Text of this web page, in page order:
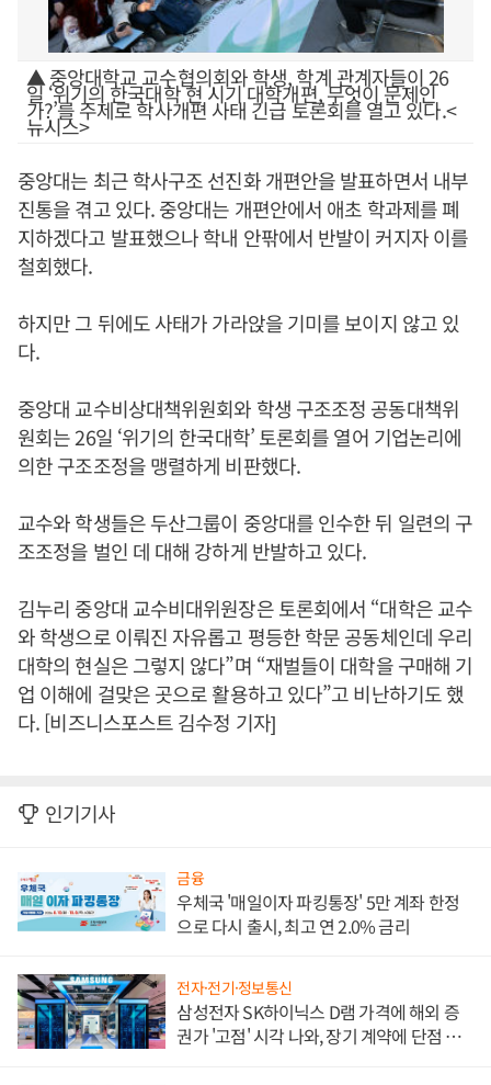
▲ 중앙대학교 교수협의회와 학생, 학계 관계자들이 26
일 ‘위기의 한국대학 현 시기 대학개편, 무엇이 문제인
가?’를 주제로 학사개편 사태 긴급 토론회를 열고 있다.<
뉴시스>
중앙대는 최근 학사구조 선진화 개편안을 발표하면서 내부
진통을 겪고 있다. 중앙대는 개편안에서 애초 학과제를 폐
지하겠다고 발표했으나 학내 안팎에서 반발이 커지자 이를
철회했다.
하지만 그 뒤에도 사태가 가라앉을 기미를 보이지 않고 있
다.
중앙대 교수비상대책위원회와 학생 구조조정 공동대책위
원회는 26일 ‘위기의 한국대학’ 토론회를 열어 기업논리에
의한 구조조정을 맹렬하게 비판했다.
교수와 학생들은 두산그룹이 중앙대를 인수한 뒤 일련의 구
조조정을 벌인 데 대해 강하게 반발하고 있다.
김누리 중앙대 교수비대위원장은 토론회에서 “대학은 교수
와 학생으로 이뤄진 자유롭고 평등한 학문 공동체인데 우리
대학의 현실은 그렇지 않다”며 “재벌들이 대학을 구매해 기
업 이해에 걸맞은 곳으로 활용하고 있다”고 비난하기도 했
다. [비즈니스포스트 김수정 기자]
인기기사
금융
우체국 '매일이자 파킹통장' 5만 계좌 한정
으로 다시 출시, 최고 연 2.0% 금리
전자·전기·정보통신
삼성전자 SK하이닉스 D램 가격에 해외 증
권가 '고점' 시각 나와, 장기 계약에 단점 부